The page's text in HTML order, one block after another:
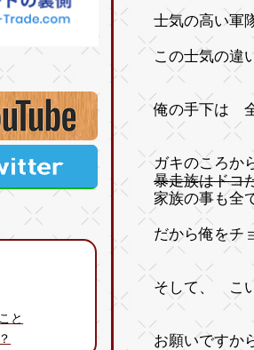
と
士気の高い軍
この士気の違
俺の手下は
ガキのころか
暴走族はドコ
家族の事も
だから俺をチ
そして、 こ
お願いですか